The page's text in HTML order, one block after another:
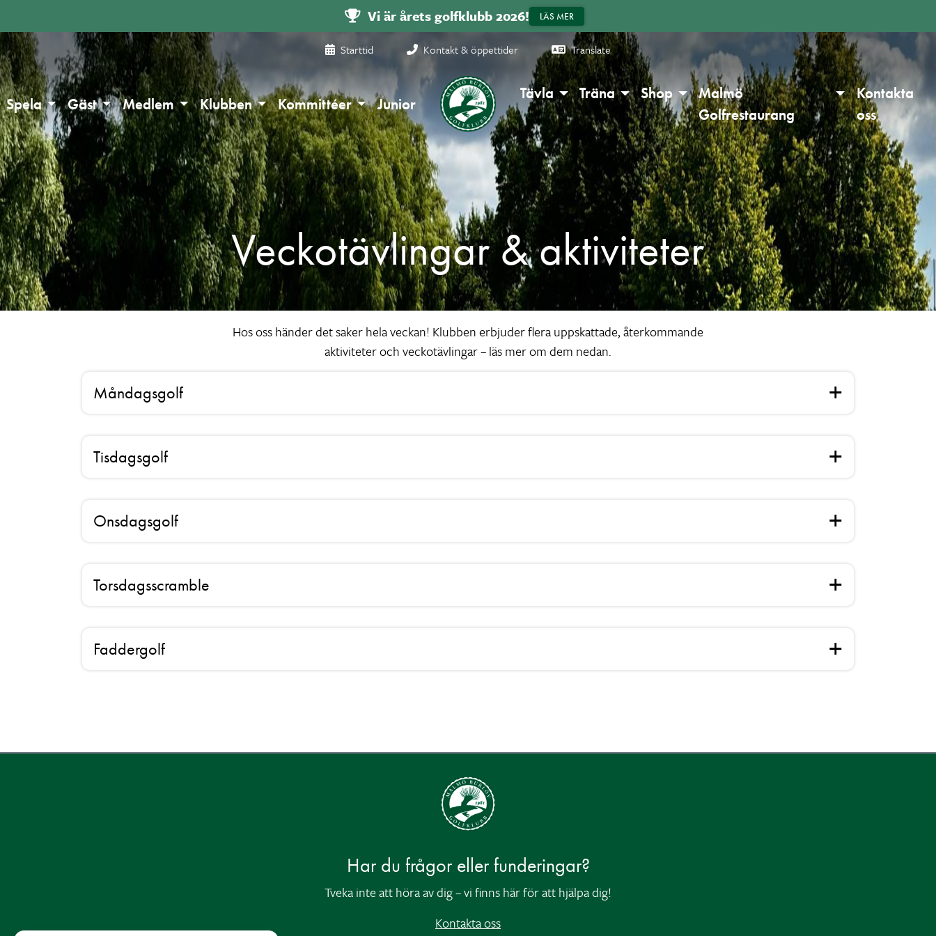
Vi är årets golfklubb 2026! LÄS MER
Starttid Kontakt & öppettider Translate
Spela Gäst Medlem Klubben Kommittéer Junior
Tävla Träna Shop
Malmö
Golfrestaurang
Kontakta
oss
Veckotävlingar & aktiviteter
Hos oss händer det saker hela veckan! Klubben erbjuder flera uppskattade, återkommande
aktiviteter och veckotävlingar – läs mer om dem nedan.
Måndagsgolf
Tisdagsgolf
Onsdagsgolf
Torsdagsscramble
Faddergolf
Har du frågor eller funderingar?
Tveka inte att höra av dig – vi finns här för att hjälpa dig!
Kontakta oss